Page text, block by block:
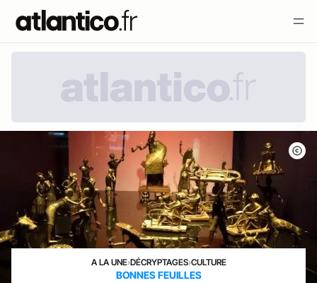
A LA UNE›DÉCRYPTAGES›CULTURE
BONNES FEUILLES